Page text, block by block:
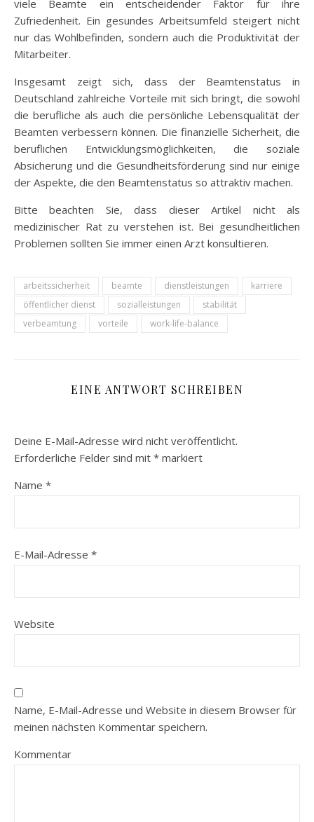
viele Beamte ein entscheidender Faktor für ihre
Zufriedenheit. Ein gesundes Arbeitsumfeld steigert nicht
nur das Wohlbefinden, sondern auch die Produktivität der
Mitarbeiter.
Insgesamt zeigt sich, dass der Beamtenstatus in
Deutschland zahlreiche Vorteile mit sich bringt, die sowohl
die berufliche als auch die persönliche Lebensqualität der
Beamten verbessern können. Die finanzielle Sicherheit, die
beruflichen Entwicklungsmöglichkeiten, die soziale
Absicherung und die Gesundheitsförderung sind nur einige
der Aspekte, die den Beamtenstatus so attraktiv machen.
Bitte beachten Sie, dass dieser Artikel nicht als
medizinischer Rat zu verstehen ist. Bei gesundheitlichen
Problemen sollten Sie immer einen Arzt konsultieren.
arbeitssicherheit beamte dienstleistungen
karriere
öffentlicher dienst
sozialleistungen
stabilität
verbeamtung
vorteile work-life-balance
EINE ANTWORT SCHREIBEN
Deine E-Mail-Adresse wird nicht veröffentlicht.
Erforderliche Felder sind mit * markiert
Name *
E-Mail-Adresse *
Website
Name, E-Mail-Adresse und Website in diesem Browser für
meinen nächsten Kommentar speichern.
Kommentar